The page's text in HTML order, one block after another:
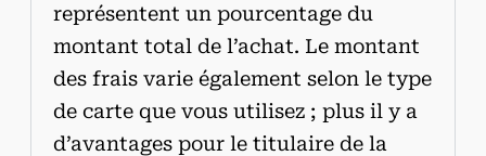
représentent un pourcentage du
montant total de l’achat. Le montant
des frais varie également selon le type
de carte que vous utilisez ; plus il y a
d’avantages pour le titulaire de la